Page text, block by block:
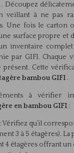
. Découpez
veillant à ne pas
Une fois le carton
surface propre et
inventaire
par GIFI. Chaque
Cette
bambou GIFI .
à vérifier
en bambou GIFI :
Vérifiez qu’il
3 à 5 étagères).
4 étagères offrant un